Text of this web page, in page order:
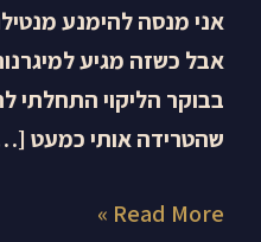
אני מנסה להימנע
אבל כשזה מגיע
בבוקר הליקוי התחלתי
שהטרידה אותי כמעט
Read More »